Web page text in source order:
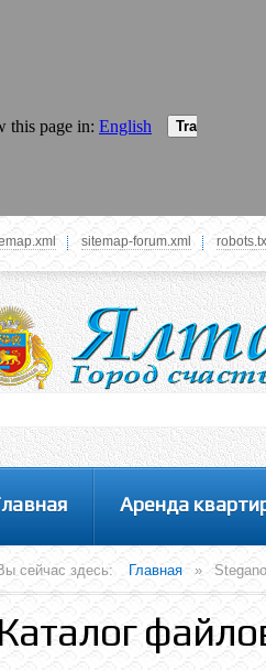
У вас нет прав просматривать
пожалуйста, войдите на сайт под
логином или зарегестрируйтесь! Это
вам пользоваться всеми функциями
sitemap-forum.xml
Аренда
сейчас здесь: Главная »
Каталог